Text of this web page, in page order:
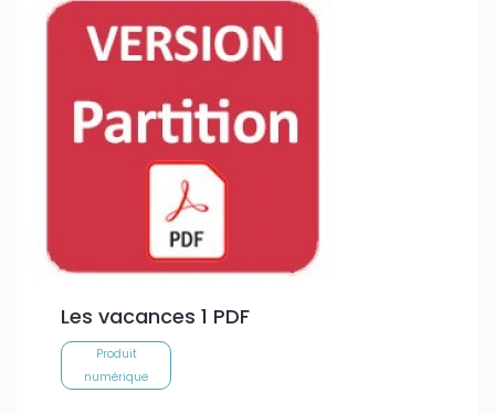
Les vacances 1 PDF
Produit
numérique
Joo casino
amount on your credits!